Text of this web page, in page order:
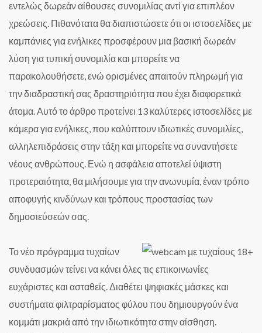
εντελώς δωρεάν αίθουσες συνομιλίας αντί για επιπλέον
χρεώσεις. Πιθανότατα θα διαπιστώσετε ότι οι ιστοσελίδες με
καμπάνιες για ενήλικες προσφέρουν μια βασική δωρεάν
λύση για τυπική συνομιλία και μπορείτε να
παρακολουθήσετε, ενώ ορισμένες απαιτούν πληρωμή για
την διαδραστική σας δραστηριότητα που έχει διαφορετικά
άτομα. Αυτό το άρθρο προτείνει 13 καλύτερες ιστοσελίδες με
κάμερα για ενήλικες, που καλύπτουν ιδιωτικές συνομιλίες,
αλληλεπιδράσεις στην τάξη και μπορείτε να συναντήσετε
νέους ανθρώπους. Ενώ η ασφάλεια αποτελεί ύψιστη
προτεραιότητα, θα μιλήσουμε για την ανωνυμία, έναν τρόπο
αποφυγής κινδύνων και τρόπους προστασίας των
δημοσιεύσεών σας.
Το νέο πρόγραμμα τυχαίων
συνδυασμών τείνει να κάνει όλες τις επικοινωνίες
ευχάριστες και ασταθείς. Διαθέτει ψηφιακές μάσκες και
συστήματα φιλτραρίσματος φύλου που δημιουργούν ένα
κομμάτι μακριά από την ιδιωτικότητα στην αίσθηση.